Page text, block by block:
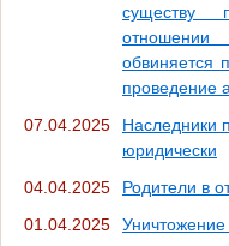
существу
обвиняется
проведение
07.04.2025
Наследники
юридически
04.04.2025
Родители в
01.04.2025